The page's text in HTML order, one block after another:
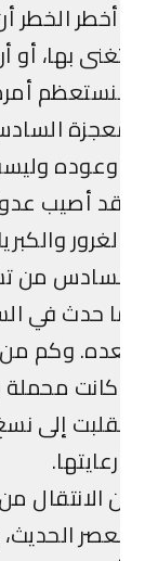
الخطر أن
بها، أو أن
أمره
السادس
وليست
أصيب عدونا
من
حدث في
وكم من
محملة
إلى نسغ
الانتقال من
الحديث،